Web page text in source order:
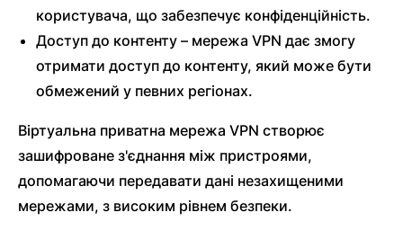
користувача, що забезпечує конфіденційність.
Доступ до контенту – мережа VPN дає змогу
отримати доступ до контенту, який може бути
обмежений у певних регіонах.
Віртуальна приватна мережа VPN створює
зашифроване з'єднання між пристроями,
допомагаючи передавати дані незахищеними
мережами, з високим рівнем безпеки.